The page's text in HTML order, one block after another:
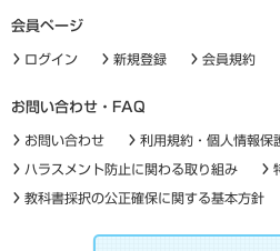
会員ページ
ログイン 新規登録 会員規約
お問い合わせ・FAQ
お問い合わせ 利用規約・個人情報
ハラスメント防止に関わる取り組み
教科書採択の公正確保に関する基本方針